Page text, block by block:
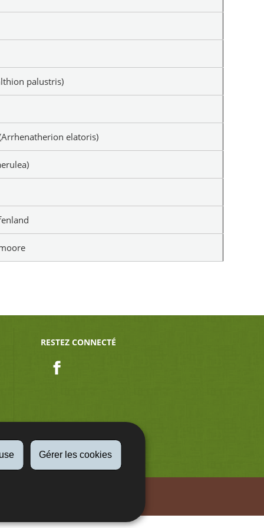
Gérer les cookies
palustris)
elatoris)
RESTEZ CONNECTÉ